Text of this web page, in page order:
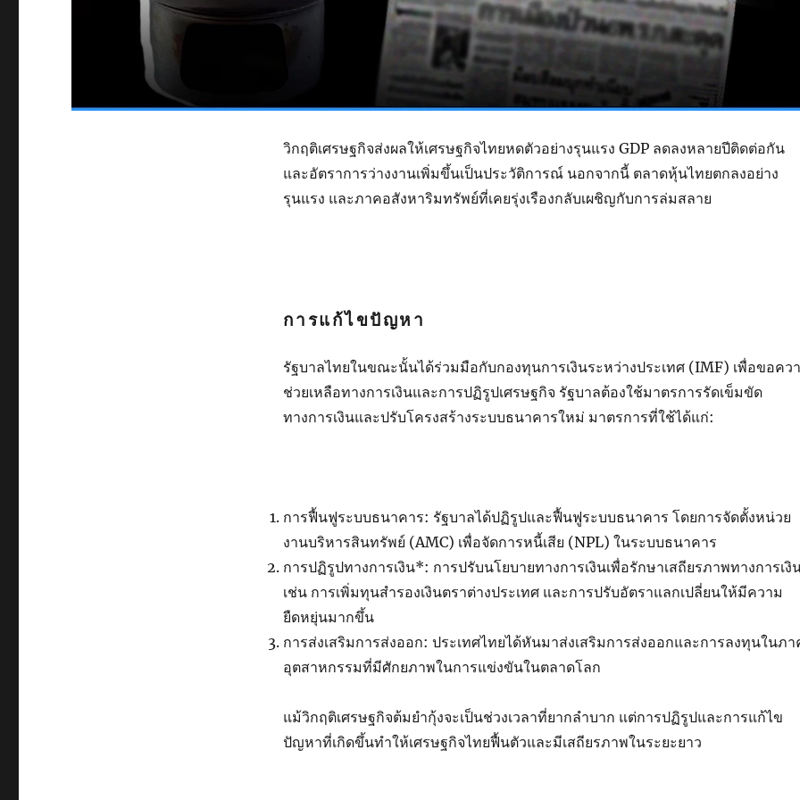
วิกฤติเศรษฐกิจส่งผลให้เศรษฐกิจไทยหดตัวอย่างรุนแรง GDP ลดลงหลายปีติดต่อกัน
และอัตราการว่างงานเพิ่มขึ้นเป็นประวัติการณ์ นอกจากนี้ ตลาดหุ้นไทยตกลงอย่าง
รุนแรง และภาคอสังหาริมทรัพย์ที่เคยรุ่งเรืองกลับเผชิญกับการล่มสลาย
การแก้ไขปัญหา
รัฐบาลไทยในขณะนั้นได้ร่วมมือกับกองทุนการเงินระหว่างประเทศ (IMF) เพื่อขอคว
ช่วยเหลือทางการเงินและการปฏิรูปเศรษฐกิจ รัฐบาลต้องใช้มาตรการรัดเข็มขัด
ทางการเงินและปรับโครงสร้างระบบธนาคารใหม่ มาตรการที่ใช้ได้แก่:
การฟื้นฟูระบบธนาคาร: รัฐบาลได้ปฏิรูปและฟื้นฟูระบบธนาคาร โดยการจัดตั้งหน่วย
งานบริหารสินทรัพย์ (AMC) เพื่อจัดการหนี้เสีย (NPL) ในระบบธนาคาร
การปฏิรูปทางการเงิน*: การปรับนโยบายทางการเงินเพื่อรักษาเสถียรภาพทางการเงิ
เช่น การเพิ่มทุนสำรองเงินตราต่างประเทศ และการปรับอัตราแลกเปลี่ยนให้มีความ
ยืดหยุ่นมากขึ้น
การส่งเสริมการส่งออก: ประเทศไทยได้หันมาส่งเสริมการส่งออกและการลงทุนในภา
อุตสาหกรรมที่มีศักยภาพในการแข่งขันในตลาดโลก
แม้วิกฤติเศรษฐกิจต้มยำกุ้งจะเป็นช่วงเวลาที่ยากลำบาก แต่การปฏิรูปและการแก้ไข
ปัญหาที่เกิดขึ้นทำให้เศรษฐกิจไทยฟื้นตัวและมีเสถียรภาพในระยะยาว